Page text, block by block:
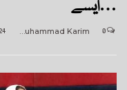
ایسے…